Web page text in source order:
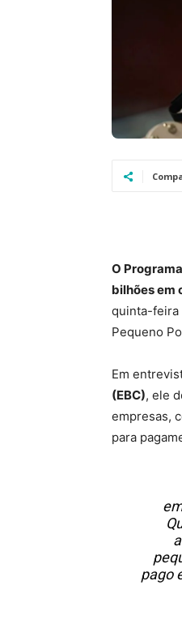
O
bilhões em
quinta-feira
Pequeno
Em
(EBC), ele
empresas,
para
pago